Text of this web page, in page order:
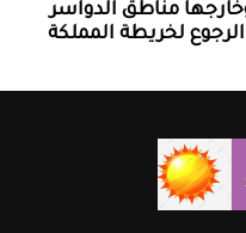
‏مناطق الدواسر
لخريطة المملكة